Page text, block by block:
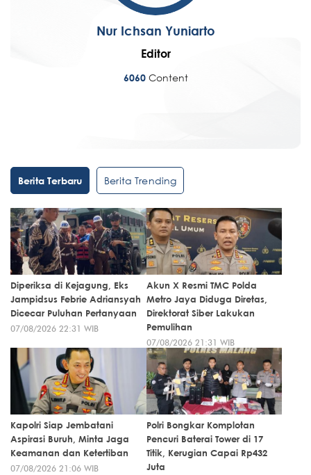
Nur Ichsan Yuniarto
Editor
6060 Content
Berita Terbaru Berita Trending
Diperiksa di Kejagung, Eks
Jampidsus Febrie Adriansyah
Dicecar Puluhan Pertanyaan
07/08/2026 22:31 WIB
Akun X Resmi TMC Polda
Metro Jaya Diduga Diretas,
Direktorat Siber Lakukan
Pemulihan
07/08/2026 21:31 WIB
Kapolri Siap Jembatani
Aspirasi Buruh, Minta Jaga
Keamanan dan Ketertiban
07/08/2026 21:06 WIB
Polri Bongkar Komplotan
Pencuri Baterai Tower di 17
Titik, Kerugian Capai Rp432
Juta